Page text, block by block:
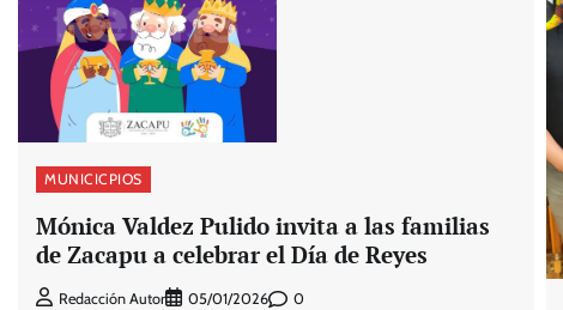
MUNICICPIOS
Mónica Valdez Pulido invita a las familias
de Zacapu a celebrar el Día de Reyes
Redacción Autor 05/01/2026 0